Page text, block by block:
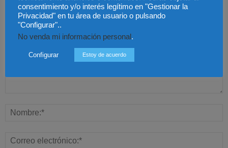
consentimiento y/o interés legítimo en "Gestionar la
Privacidad" en tu área de usuario o pulsando
"Configurar"..
No venda mi información personal.
Configurar Estoy de acuerdo